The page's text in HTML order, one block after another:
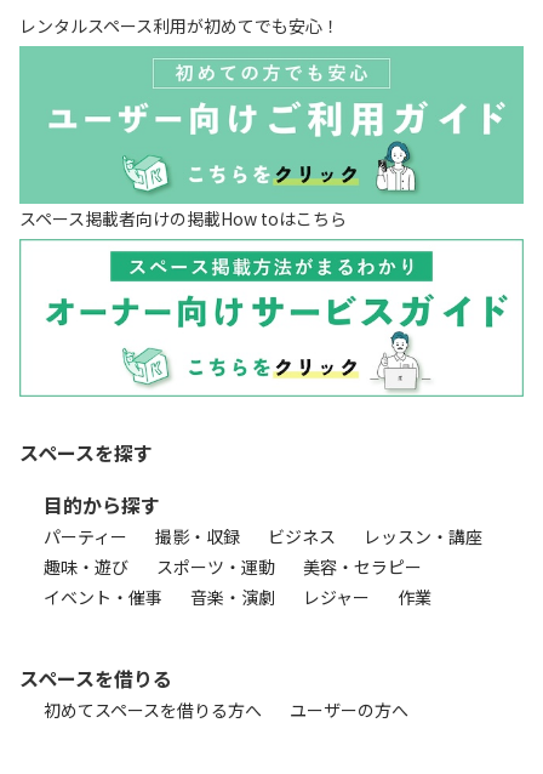
レンタルスペース利用が初めてでも安心！
スペース掲載者向けの掲載How toはこちら
スペースを探す
目的から探す
パーティー 撮影・収録 ビジネス
レッスン・講座
趣味・遊び
スポーツ・運動
美容・セラピー
イベント・催事
音楽・演劇 レジャー 作業
スペースを借りる
初めてスペースを借りる方へ ユーザーの方へ